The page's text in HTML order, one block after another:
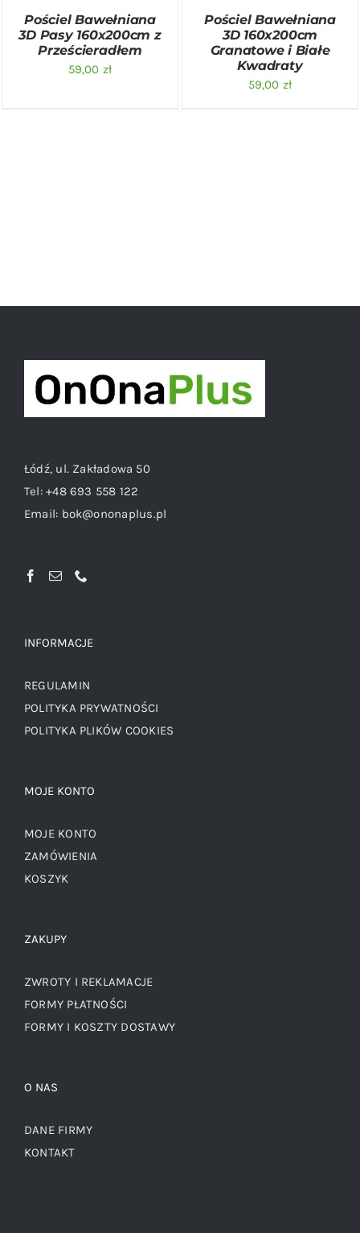
Pościel Bawełniana
3D Pasy 160x200cm z
Prześcieradłem
59,00 zł
Pościel Bawełniana
3D 160x200cm
Granatowe i Białe
Kwadraty
59,00 zł
Łódź, ul. Zakładowa 50
Tel:+48 693 558 122
Email: bok@ononaplus.pl
INFORMACJE
REGULAMIN
POLITYKA PRYWATNOŚCI
POLITYKA PLIKÓW COOKIES
MOJE KONTO
MOJE KONTO
ZAMÓWIENIA
KOSZYK
ZAKUPY
ZWROTY I REKLAMACJE
FORMY PŁATNOŚCI
FORMY I KOSZTY DOSTAWY
O NAS
DANE FIRMY
KONTAKT